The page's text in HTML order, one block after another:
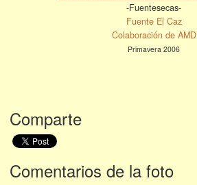
-Fuentesecas-
Fuente El Caz
Colaboración de AMD
Primavera 2006
Comparte
Comentarios de la foto